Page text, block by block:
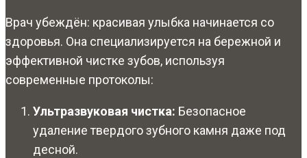
Врач убеждён: красивая улыбка начинается со
здоровья. Она специализируется на бережной и
эффективной чистке зубов, используя
современные протоколы:
Ультразвуковая чистка: Безопасное
удаление твердого зубного камня даже под
десной.